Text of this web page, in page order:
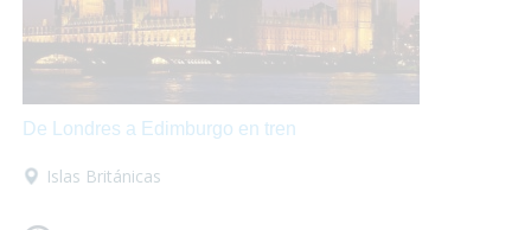
De Londres a Edimburgo en tren
Islas Británicas